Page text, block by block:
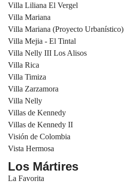
Villa Liliana El Vergel
Villa Mariana
Villa Mariana (Proyecto Urbanístico)
Villa Mejia - El Tintal
Villa Nelly III Los Alisos
Villa Rica
Villa Timiza
Villa Zarzamora
Villa Nelly
Villas de Kennedy
Villas de Kennedy II
Visión de Colombia
Vista Hermosa
Los Mártires
La Favorita